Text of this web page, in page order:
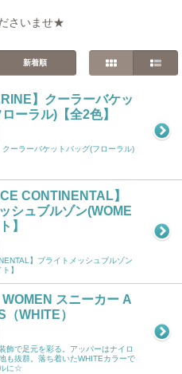
さいませ★
新着順
】クーラーバケッ
ーラル)【全2色】
クーラーバケットバッグ(フローラル)
CONTINENTAL】
シュブルゾン(WOME
】
】ブライトメッシュブルゾン
】
WOMEN スニーカー A
（WHITE）
飾で足元を彩る。アッパーはナイロ
も抜群。落ち着いたWHITEカラーで
に☆